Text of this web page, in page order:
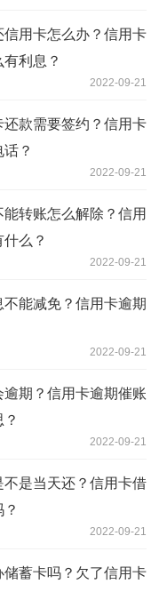
用卡怎么办？信用卡
利息？
2022-09-21
款需要签约？信用卡
？
2022-09-21
转账怎么解除？信用
么？
2022-09-21
能减免？信用卡逾期
2022-09-21
期？信用卡逾期催账
2022-09-21
是当天还？信用卡借
2022-09-21
蓄卡吗？欠了信用卡